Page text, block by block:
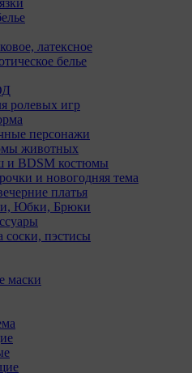
латексное
белье
ролевых игр
персонажи
животных
и BDSM костюмы
и новогодняя тема
платья
Юбки, Брюки
соски, пэстисы
маски
Mountain View, CA
конфиденциальности
веб-аналитики, которая
доступностью сервисов,
Адрес: ООО «Рэкун
г. Минск, пр-т
пом.44.
данные о действиях
кабинет Meta Ads
Platforms Inc., 1601 Willow
- сервис позволяет
на площадке VK
посещали сайт. Адрес:
г. Москва,
д. 39, стр. 79, БЦ
обработку данных
(Yandex Mobile Ads,